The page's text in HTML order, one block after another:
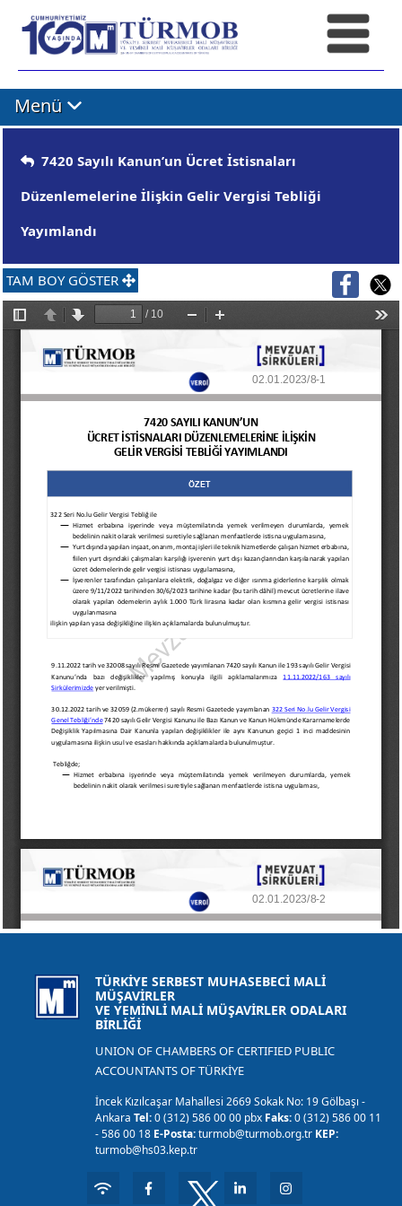
Menü
7420 Sayılı Kanun’un Ücret İstisnaları
Düzenlemelerine İlişkin Gelir Vergisi Tebliği
Yayımlandı
TAM BOY GÖSTER
TÜRKİYE SERBEST MUHASEBECİ MALİ
MÜŞAVİRLER
VE YEMİNLİ MALİ MÜŞAVİRLER ODALARI
BİRLİĞİ
UNION OF CHAMBERS OF CERTIFIED PUBLIC
ACCOUNTANTS OF TÜRKİYE
İncek Kızılcaşar Mahallesi 2669 Sokak No: 19 Gölbaşı -
AnkaraTel:0 (312) 586 00 00 pbx Faks:0 (312) 586 00 11
- 586 00 18 E-Posta:turmob@turmob.org.tr KEP:
turmob@hs03.kep.tr